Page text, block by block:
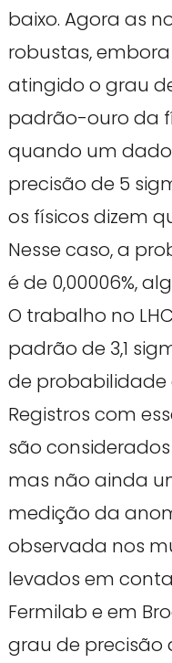
baixo. Agora as
robustas,
atingido o grau
padrão-ouro da
quando um
precisão de 5
os físicos dizem
Nesse caso, a
é de 0,00006%,
O trabalho no
padrão de 3,1
de probabilidade
Registros com
são
mas não ainda
medição da
observada nos
levados em
Fermilab e em
grau de precisão